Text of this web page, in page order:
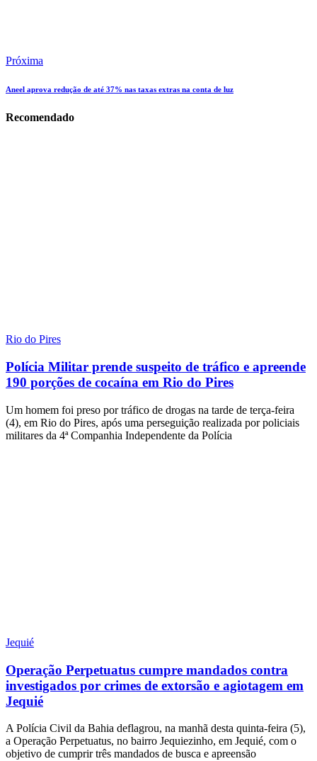
Próxima
Aneel aprova redução de até 37% nas taxas extras na conta de luz
Recomendado
Rio do Pires
Polícia Militar prende suspeito de tráfico e apreende
190 porções de cocaína em Rio do Pires
Um homem foi preso por tráfico de drogas na tarde de terça-feira
(4), em Rio do Pires, após uma perseguição realizada por policiais
militares da 4ª Companhia Independente da Polícia
Jequié
Operação Perpetuatus cumpre mandados contra
investigados por crimes de extorsão e agiotagem em
Jequié
A Polícia Civil da Bahia deflagrou, na manhã desta quinta-feira (5),
a Operação Perpetuatus, no bairro Jequiezinho, em Jequié, com o
objetivo de cumprir três mandados de busca e apreensão